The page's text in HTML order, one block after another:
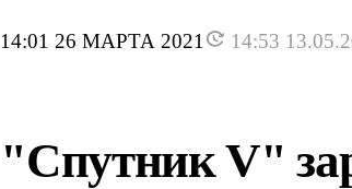
14:01 26 МАРТА 2021 14:53
"Спутник V"